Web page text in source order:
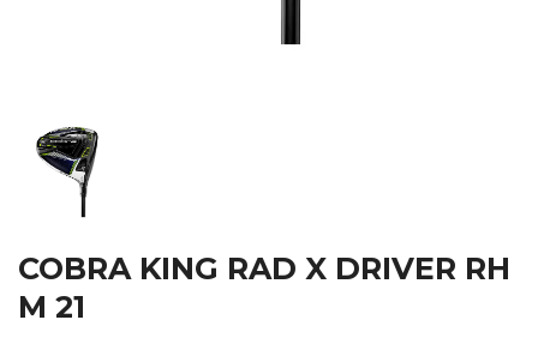
COBRA KING RAD X DRIVER RH
M 21